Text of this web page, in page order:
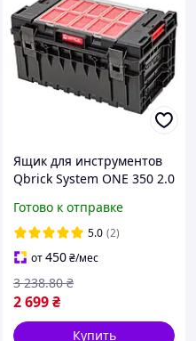
Ящик для инструментов
Qbrick System ONE 350 2.0
KM
Готово к отправке
5.0 (2)
от450₴/мес
2 699₴
3 238.80 ₴
Купить